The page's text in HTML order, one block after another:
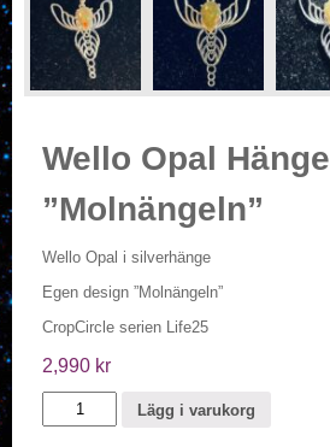
Wello Opal Hänge
”Molnängeln”
Wello Opal i silverhänge
Egen design ”Molnängeln”
CropCircle serien Life25
2,990 kr
Wello
Opal
Lägg i varukorg